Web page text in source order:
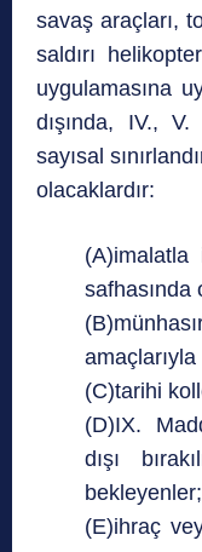
savaş araçları,
saldırı
uygulamasına
dışında, IV.,
sayısal
olacaklardır:
(A)imalatla
safhasında
(C)tarihi
(D)IX.
dışı
bekleyenler;
(E)ihraç